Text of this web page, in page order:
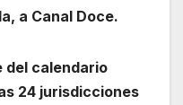
a Canal Doce.
del calendario
24 jurisdicciones